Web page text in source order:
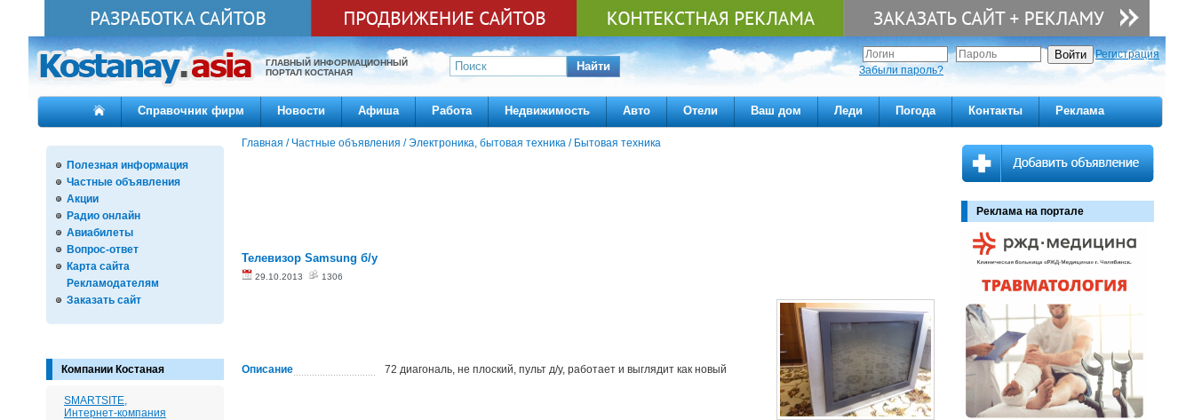
ГЛАВНЫЙ ИНФОРМАЦИОННЫЙ
ПОРТАЛ КОСТАНАЯ
Найти
Регистрация
Забыли пароль?
Справочник фирм Новости Афиша Работа Недвижимость Авто Отели Ваш дом Леди Погода Контакты Реклама
Полезная информация
Частные объявления
Акции
Радио онлайн
Авиабилеты
Вопрос-ответ
Карта сайта
Рекламодателям
Заказать сайт
Компании Костаная
SMARTSITE,
Интернет-компания
Главная / Частные объявления /Электроника, бытовая техника / Бытовая техника
Телевизор Samsung б/у
29.10.2013 1306
Описание 72 диагональ, не плоский, пульт д/у, работает и выглядит как новый
Реклама на портале